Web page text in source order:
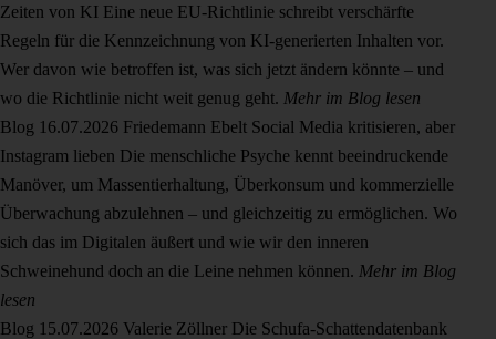
Zeiten von KI Eine neue EU-Richtlinie schreibt verschärfte
Regeln für die Kennzeichnung von KI-generierten Inhalten vor.
Wer davon wie betroffen ist, was sich jetzt ändern könnte – und
wo die Richtlinie nicht weit genug geht. Mehr im Blog lesen
Blog 16.07.2026 Friedemann Ebelt Social Media kritisieren, aber
Instagram lieben Die menschliche Psyche kennt beeindruckende
Manöver, um Massentierhaltung, Überkonsum und kommerzielle
Überwachung abzulehnen – und gleichzeitig zu ermöglichen. Wo
sich das im Digitalen äußert und wie wir den inneren
Schweinehund doch an die Leine nehmen können. Mehr im Blog
lesen
Blog 15.07.2026 Valerie Zöllner Die Schufa-Schattendatenbank